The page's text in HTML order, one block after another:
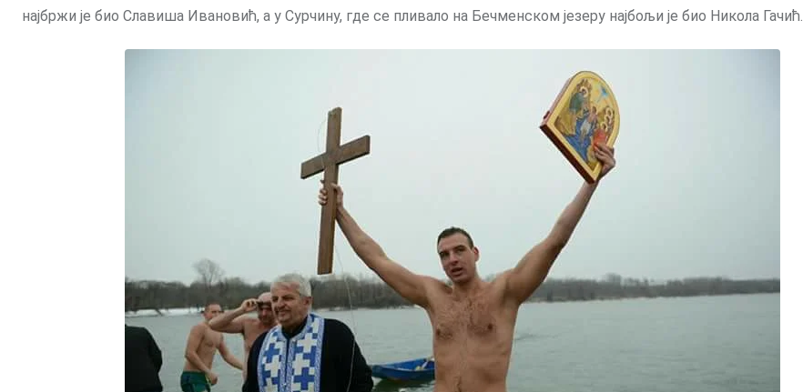
најбржи је био Славиша Ивановић, а у Сурчину, где се пливало на Бечменском језеру најбољи је био Никола Гачић.